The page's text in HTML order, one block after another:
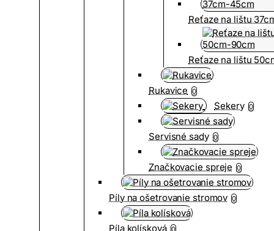
Reťaze na lištu
Reťaze na lištu
Rukavice 0
Sekery 0
Servisné sady 0
Značkovacie spreje 0
Píly na ošetrovanie stromov 0
Píla kolísková 0